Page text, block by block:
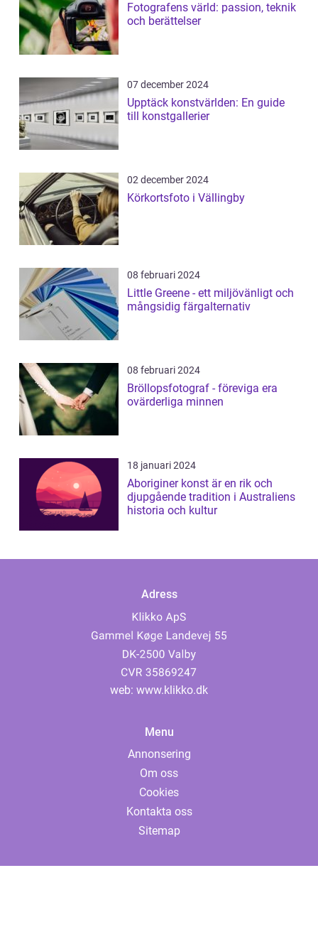
Fotografens värld: passion, teknik
och berättelser
07 december 2024
Upptäck konstvärlden: En guide
till konstgallerier
02 december 2024
Körkortsfoto i Vällingby
08 februari 2024
Little Greene - ett miljövänligt och
mångsidig färgalternativ
08 februari 2024
Bröllopsfotograf - föreviga era
ovärderliga minnen
18 januari 2024
Aboriginer konst är en rik och
djupgående tradition i Australiens
historia och kultur
Adress
web: www.klikko.dk
Menu
Annonsering
Om oss
Cookies
Kontakta oss
Sitemap